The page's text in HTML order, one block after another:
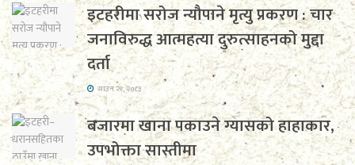
इटहरीमा सरोज न्यौपाने मृत्यु प्रकरण : चार
जनाविरुद्ध आत्महत्या दुरुत्साहनको मुद्दा
दर्ता
साउन २१, २०८३
बजारमा खाना पकाउने ग्यासको हाहाकार,
उपभोक्ता सास्तीमा